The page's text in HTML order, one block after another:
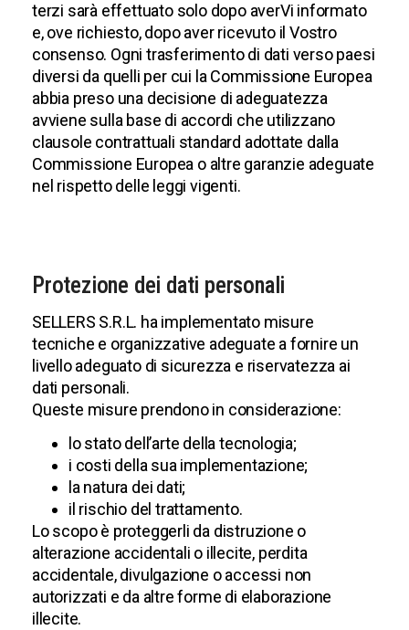
terzi sarà effettuato solo dopo averVi informato
e, ove richiesto, dopo aver ricevuto il Vostro
consenso. Ogni trasferimento di dati verso paesi
diversi da quelli per cui la Commissione Europea
abbia preso una decisione di adeguatezza
avviene sulla base di accordi che utilizzano
clausole contrattuali standard adottate dalla
Commissione Europea o altre garanzie adeguate
nel rispetto delle leggi vigenti.
Protezione dei dati personali
SELLERS S.R.L. ha implementato misure
tecniche e organizzative adeguate a fornire un
livello adeguato di sicurezza e riservatezza ai
dati personali.
Queste misure prendono in considerazione:
lo stato dell’arte della tecnologia;
i costi della sua implementazione;
la natura dei dati;
il rischio del trattamento.
Lo scopo è proteggerli da distruzione o
alterazione accidentali o illecite, perdita
accidentale, divulgazione o accessi non
autorizzati e da altre forme di elaborazione
illecite.